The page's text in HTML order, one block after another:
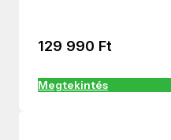
129 990 Ft
Megtekintés